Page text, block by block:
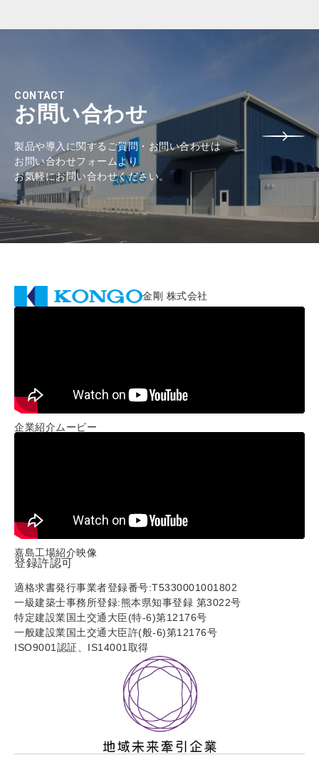
CONTACT
お問い合わせ
製品や導入に関するご質問・お問い合わせは
お問い合わせフォームより
お気軽にお問い合わせください。
金剛 株式会社
企業紹介ムービー
嘉島工場紹介映像
登録許認可
適格求書発行事業者登録番号:T5330001001802
一級建築士事務所登録:熊本県知事登録 第3022号
特定建設業国土交通大臣(特-6)第12176号
一般建設業国土交通大臣許(般-6)第12176号
ISO9001認証、IS14001取得